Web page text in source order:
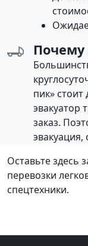
пик» стоит
эвакуатор
заказ.
эвакуация,
Оставьте здесь
перевозки
спецтехники.